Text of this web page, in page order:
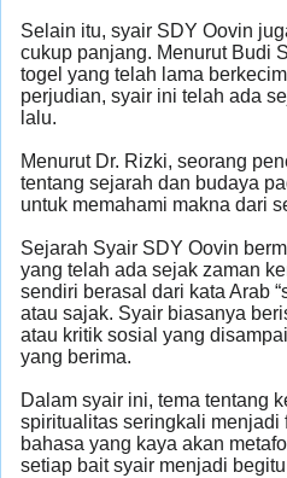
Selain itu, syair SDY Oovin
cukup panjang. Menurut Budi
togel yang telah lama
perjudian, syair ini telah ada
lalu.
Menurut Dr. Rizki, seorang
tentang sejarah dan budaya
untuk memahami makna dari
Sejarah Syair SDY Oovin
yang telah ada sejak zaman
sendiri berasal dari kata Arab
atau sajak. Syair biasanya
atau kritik sosial yang
yang berima.
Dalam syair ini, tema tentang
spiritualitas seringkali menjadi
bahasa yang kaya akan
setiap bait syair menjadi